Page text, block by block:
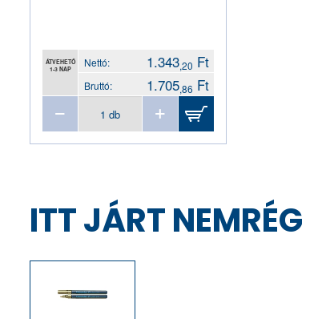
ÁTVEHETŐ
1-3 NAP
Nettó: 1.343,20 Ft
Bruttó: 1.705,86 Ft
ITT JÁRT NEMRÉG